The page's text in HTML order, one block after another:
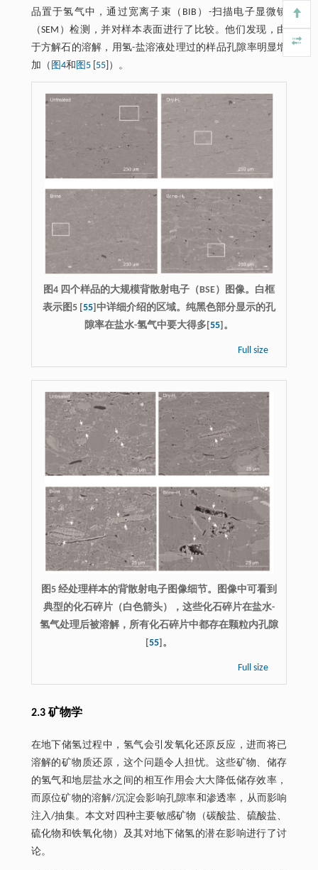
品置于氢气中，通过宽离子束（BIB）-扫描电子显微镜
（SEM）检测，并对样本表面进行了比较。他们发现，由
于方解石的溶解，用氢-盐溶液处理过的样品孔隙率明显增
加（ 图4和 图5[ 55]）。
图4 四个样品的大规模背散射电子（BSE）图像。白框
表示图5 [55]中详细介绍的区域。纯黑色部分显示的孔
隙率在盐水-氢气中要大得多[55]。
Full size
图5 经处理样本的背散射电子图像细节。图像中可看到
典型的化石碎片（白色箭头），这些化石碎片在盐水-
氢气处理后被溶解，所有化石碎片中都存在颗粒内孔隙
[55]。
Full size
2.3 矿物学
在地下储氢过程中，氢气会引发氧化还原反应，进而将已
溶解的矿物质还原，这个问题令人担忧。这些矿物、储存
的氢气和地层盐水之间的相互作用会大大降低储存效率，
而原位矿物的溶解/沉淀会影响孔隙率和渗透率，从而影响
注入/抽集。本文对四种主要敏感矿物（碳酸盐、硫酸盐、
硫化物和铁氧化物）及其对地下储氢的潜在影响进行了讨
论。